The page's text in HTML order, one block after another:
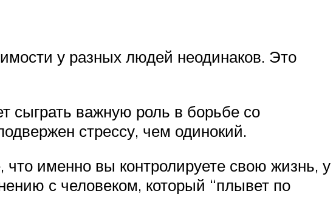
у разных людей неодинаков. Это
сыграть важную роль в борьбе со
стрессу, чем одинокий.
именно вы контролируете свою жизнь, у
с человеком, который “плывет по